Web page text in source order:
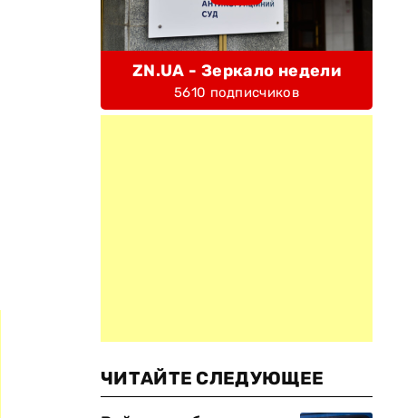
ZN.UA - Зеркало недели
5610 подписчиков
ЧИТАЙТЕ СЛЕДУЮЩЕЕ